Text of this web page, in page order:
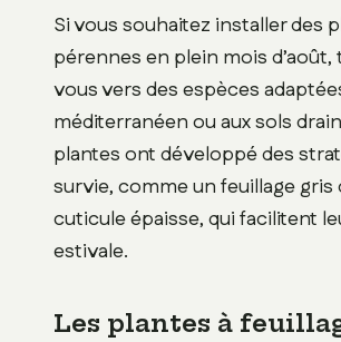
Si vous souhaitez installer des
pérennes en plein mois
vous vers des espèces
méditerranéen ou aux sols
plantes ont développé des
survie, comme un feuillage gris
cuticule épaisse, qui facilitent
estivale.
Les plantes à